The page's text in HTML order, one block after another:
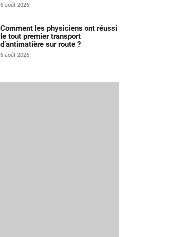
6 août 2026
Comment les physiciens ont réussi
le tout premier transport
d’antimatière sur route ?
6 août 2026